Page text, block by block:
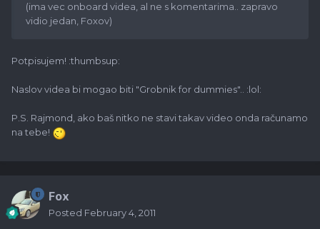
(ima vec onboard videa, al ne s komentarima.. zapravo
vidio jedan, Foxov)
Potpisujem! :thumbsup:
Naslov videa bi mogao biti "Grobnik for dummies".. :lol:
P.S. Rajmond, ako baš nitko ne stavi takav video onda računamo
na tebe!
Fox
Posted February 4, 2011